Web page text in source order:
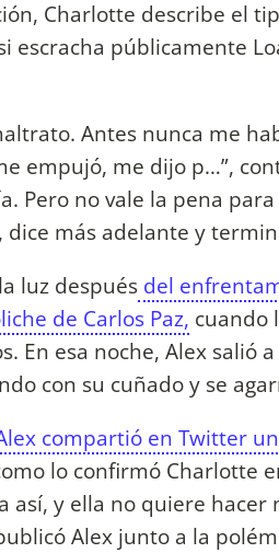
Charlotte describe el
escracha públicamente
Antes nunca me
empujó, me dijo p…”,
Pero no vale la pena para
dice más adelante y
luz después del
de Carlos Paz, cuando
En esa noche, Alex salió
con su cuñado y se
compartió en Twitter
lo confirmó Charlotte
así, y ella no quiere hacer
Alex junto a la